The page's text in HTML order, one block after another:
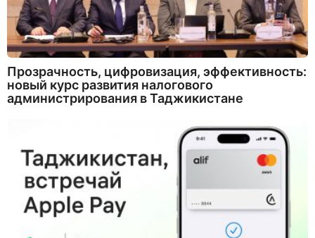
Прозрачность, цифровизация, эффективность:
новый курс развития налогового
администрирования в Таджикистане